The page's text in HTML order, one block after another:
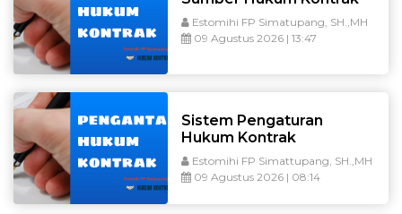
Estomihi FP Simatupang, SH.,MH
09 Agustus 2026 | 13:47
Sistem Pengaturan
Hukum Kontrak
Estomihi FP Simattupang, SH.,MH
09 Agustus 2026 | 08:14